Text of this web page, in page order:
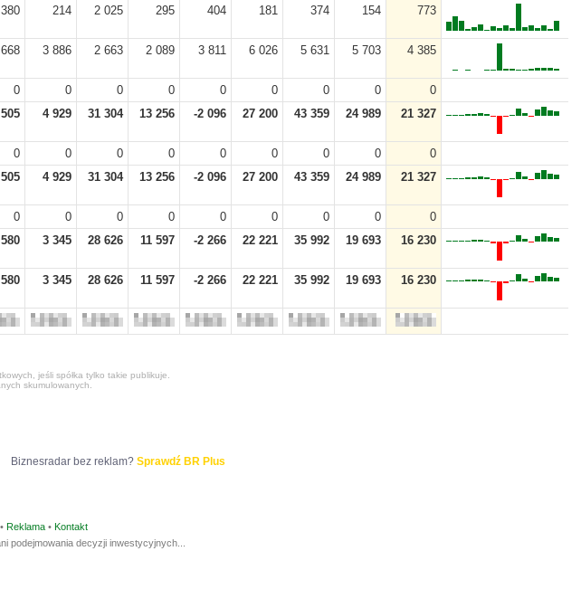
380 214 2 025 295 404 181 374 154 773
3 886 2 663 2 089 3 811 6 026 5 631 5 703 4 385
0 0 0 0 0 0 0 0
0
4 929 31 304 13 256 -2 096 27 200 43 359 24 989 21 327
0 0 0 0 0 0 0 0
0
4 929 31 304 13 256 -2 096 27 200 43 359 24 989 21 327
0 0 0 0 0 0 0 0
0
3 345 28 626 11 597 -2 266 22 221 35 992 19 693 16 230
3 345 28 626 11 597 -2 266 22 221 35 992 19 693 16 230
jeśli spółka tylko takie publikuje.
skumulowanych.
Biznesradar bez reklam? Sprawdź BR Plus
• Reklama • Kontakt
podejmowania decyzji inwestycyjnych...